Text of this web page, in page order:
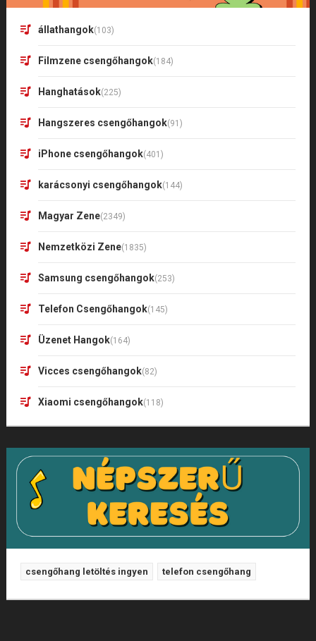
állathangok(103)
Filmzene csengőhangok(184)
Hanghatások(225)
Hangszeres csengőhangok(91)
iPhone csengőhangok(401)
karácsonyi csengőhangok(144)
Magyar Zene(2349)
Nemzetközi Zene(1835)
Samsung csengőhangok(253)
Telefon Csengőhangok(145)
Üzenet Hangok(164)
Vicces csengőhangok(82)
Xiaomi csengőhangok(118)
csengőhang letöltés ingyen telefon csengőhang